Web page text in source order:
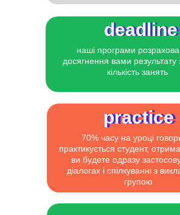
practice
practice
70% часу на уроці
практикується студент,
ви будете одразу
діалогах і спілкуванні з
групою
deadline
deadline
наші програми
досягнення вами результату
кількість занять